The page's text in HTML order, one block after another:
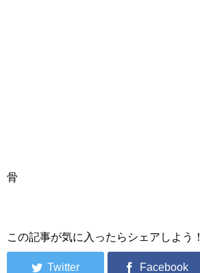
骨
この記事が気に入ったらシェアしよう！